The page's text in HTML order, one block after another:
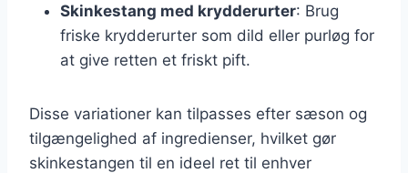
Skinkestang med krydderurter: Brug
friske krydderurter som dild eller purløg for
at give retten et friskt pift.
Disse variationer kan tilpasses efter sæson og
tilgængelighed af ingredienser, hvilket gør
skinkestangen til en ideel ret til enhver